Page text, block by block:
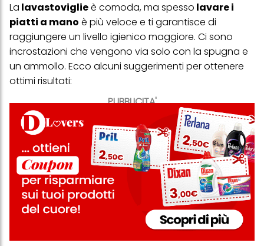
PUBBLICITA'
La lavastoviglieè comoda, ma spesso lavare i
piatti a mano è più veloce e ti garantisce di
raggiungere un livello igienico maggiore. Ci sono
incrostazioni che vengono via solo con la spugna e
un ammollo. Ecco alcuni suggerimenti per ottenere
ottimi risultati: